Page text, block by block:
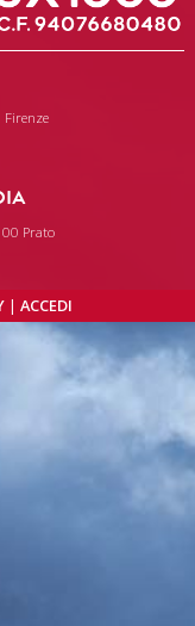
Firenze
Prato
|ACCEDI